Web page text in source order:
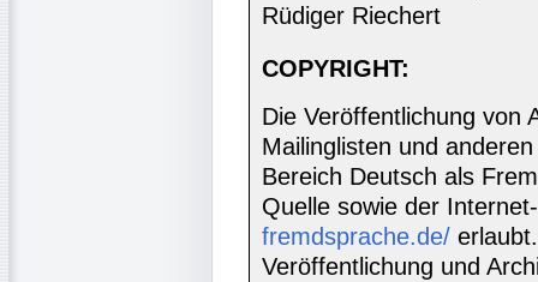
Rüdiger Riechert
COPYRIGHT:
Die Veröffentlichung von
Mailinglisten und
Bereich Deutsch als
Quelle sowie der
fremdsprache.de/
Veröffentlichung und